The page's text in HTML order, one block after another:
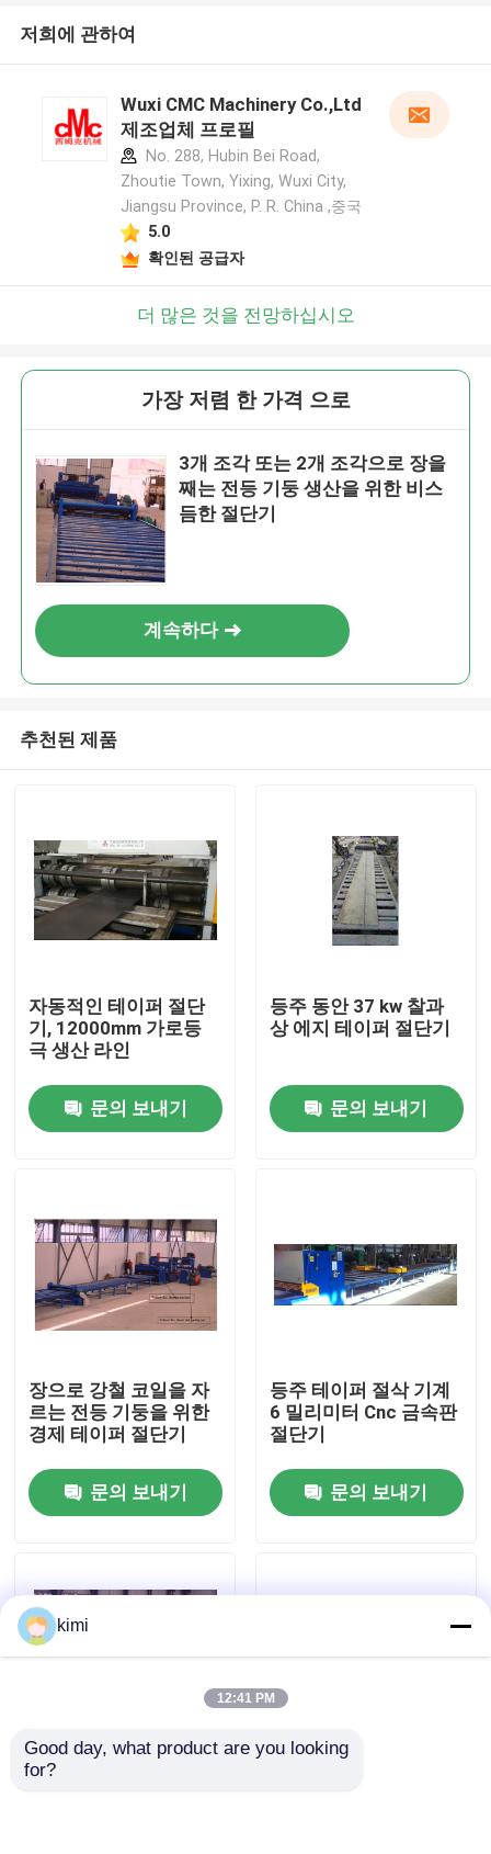
홈
제품
공장 견학
품질 관리
뉴스
견적 요청
저희에 관하여
Wuxi CMC Machinery Co.,Ltd
제조업체 프로필
No. 288, Hubin Bei Road,
Zhoutie Town, Yixing, Wuxi City,
Jiangsu Province, P. R. China ,중국
5.0
확인된 공급자
더 많은 것을 전망하십시오
가장 저렴 한 가격 으로
3개 조각 또는 2개 조각으로 장을
째는 전등 기둥 생산을 위한 비스
듬한 절단기
계속하다
추천된 제품
자동적인 테이퍼 절단
기, 12000mm 가로등
극 생산 라인
문의 보내기
등주 동안 37 kw 찰과
상 에지 테이퍼 절단기
문의 보내기
장으로 강철 코일을 자
르는 전등 기둥을 위한
경제 테이퍼 절단기
문의 보내기
등주 테이퍼 절삭 기계
6 밀리미터 Cnc 금속판
절단기
문의 보내기
37kw 부스러기 가장자
kimi
12:41 PM
Good day, what product are you looking
for?